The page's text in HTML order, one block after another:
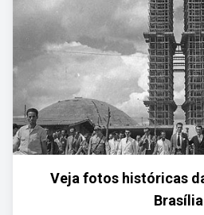
Veja fotos históricas
Brasília